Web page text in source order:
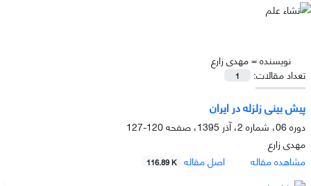
نویسنده =مهدی زارع
تعداد مقالات:
1
پیش بینی زلزله در ایران
دوره 06، شماره 2، آذر 1395، صفحه
120-127
مهدی زارع
مشاهده مقاله
اصل مقاله 116.89 K